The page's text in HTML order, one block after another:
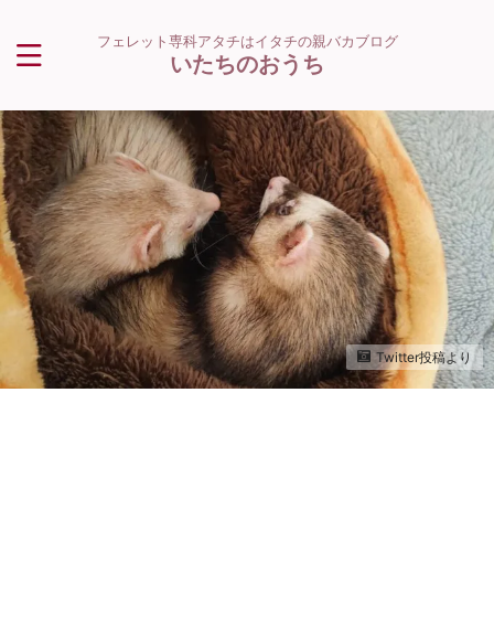
フェレット専科アタチはイタチの親バカブログ
いたちのおうち
Twitter投稿より